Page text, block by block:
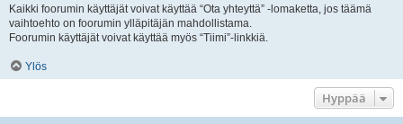
Kaikki foorumin käyttäjät voivat käyttää “Ota yhteyttä” -lomaketta, jos täämä
vaihtoehto on foorumin ylläpitäjän mahdollistama.
Foorumin käyttäjät voivat käyttää myös “Tiimi”-linkkiä.
Ylös
Hyppää